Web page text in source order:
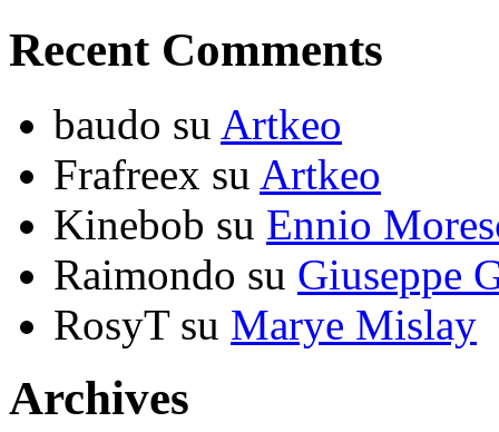
Recent Comments
baudo su Artkeo
Frafreex su Artkeo
Kinebob su Ennio
Raimondo su Giuseppe
RosyTsu Marye Mislay
Archives